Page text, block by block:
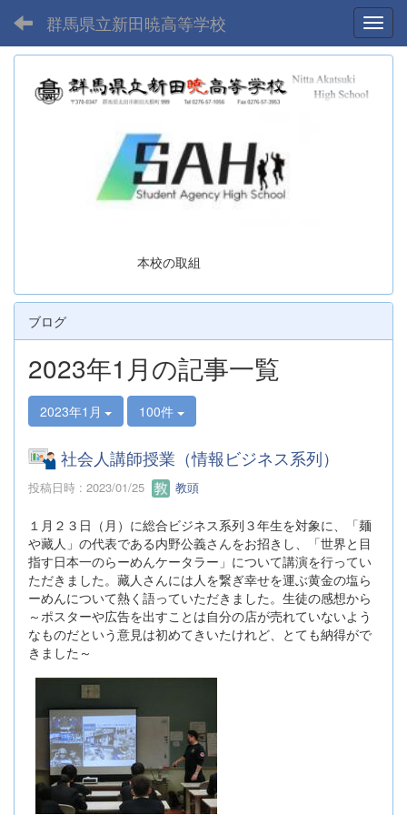
群馬県立新田暁高等学校
本校の取組
ブログ
2023年1月の記事一覧
2023年1月 100件
社会人講師授業（情報ビジネス系列）
投稿日時 : 2023/01/25 教頭
１月２３日（月）に総合ビジネス系列３年生を対象に、「麺
や藏人」の代表である内野公義さんをお招きし、「世界と目
指す日本一のらーめんケータラー」について講演を行ってい
ただきました。藏人さんには人を繋ぎ幸せを運ぶ黄金の塩ら
ーめんについて熱く語っていただきました。生徒の感想から
～ポスターや広告を出すことは自分の店が売れていないよう
なものだという意見は初めてきいたけれど、とても納得がで
きました～